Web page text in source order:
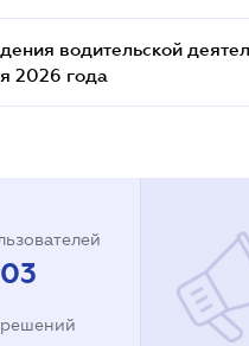
водительской
2026 года